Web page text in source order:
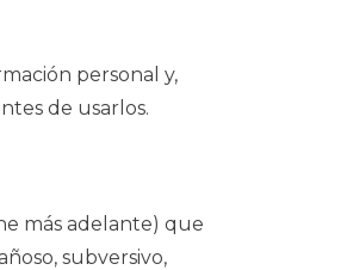
personal y,
de usarlos.
más adelante) que
subversivo,